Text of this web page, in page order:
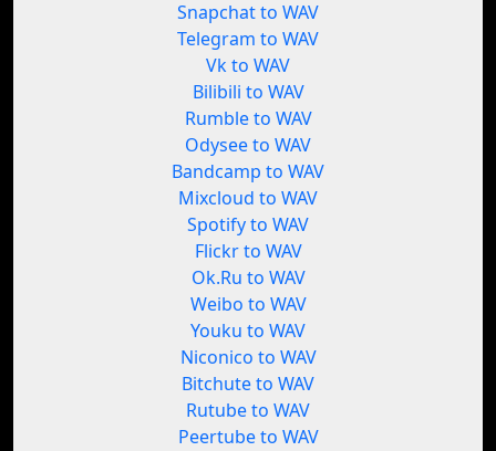
Snapchat to WAV
Telegram to WAV
Vk to WAV
Bilibili to WAV
Rumble to WAV
Odysee to WAV
Bandcamp to WAV
Mixcloud to WAV
Spotify to WAV
Flickr to WAV
Ok.Ru to WAV
Weibo to WAV
Youku to WAV
Niconico to WAV
Bitchute to WAV
Rutube to WAV
Peertube to WAV